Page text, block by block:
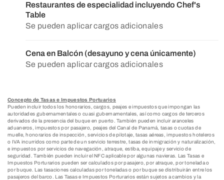
Restaurantes de especialidad incluyendo Chef's
Table
Se pueden aplicar cargos adicionales
Cena en Balcón (desayuno y cena únicamente)
Se pueden aplicar cargos adicionales
Concepto de Tasas e Impuestos Portuarios
Pueden incluir todos los honorarios, cargos, peajes e impuestos que impongan las
autoridades gubernamentales o cuasi gubernamentales, así como cargos de terceros
derivados de la presencia del buque en puerto. También pueden incluir aranceles
aduaneros, impuestos por pasajero, peajes del Canal de Panamá, tasas o cuotas de
muelle, honorarios de inspección, servicios de pilotaje, tasas aéreas, impuestos hoteleros
o IVA incurridos como parte de un servicio terrestre, tasas de inmigración y naturalización,
e impuestos por servicios de navegación, atraque, estiba, equipaje y servicio de
seguridad. También pueden incluir el NFC aplicable por algunas navieras. Las Tasas e
Impuestos Porturarios pueden ser calculados por pasajero, por atraque, por tonelada o
por buque. Las tasaciones calculadas por toneladas o por buque se distribuirán entre los
pasajeros del barco. Las Tasas e Impuestos Porturarios están sujetos a cambios y la